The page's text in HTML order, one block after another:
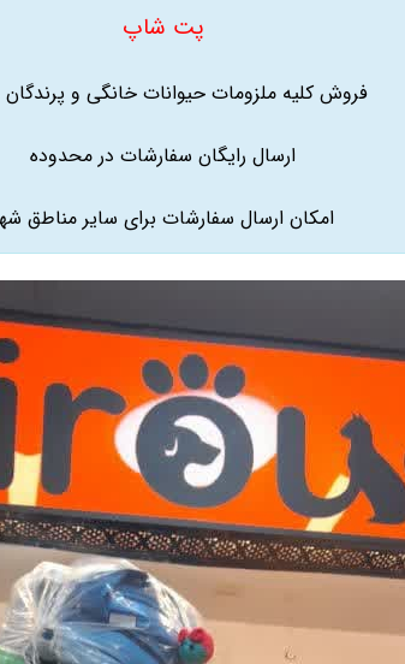
پت شاپ
فروش کلیه ملزومات حیوانات خانگی و پرندگان
ارسال رایگان سفارشات در محدوده
امکان ارسال سفارشات برای سایر مناطق